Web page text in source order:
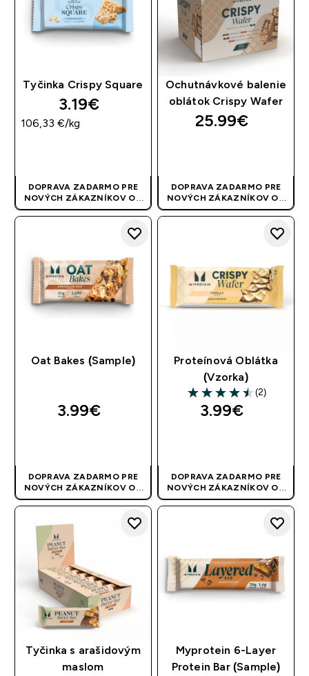
Tyčinka Crispy Square
3.19€‎
106,33 €‎/kg
DOPRAVA ZADARMO PRE
NOVÝCH ZÁKAZNÍKOV OD
40 EUR| AKCIA SA APLIKUJE
AUTOMATICKY
Ochutnávkové balenie
oblátok Crispy Wafer
25.99€‎
DOPRAVA ZADARMO PRE
NOVÝCH ZÁKAZNÍKOV OD
40 EUR| AKCIA SA APLIKUJE
AUTOMATICKY
Oat Bakes (Sample)
3.99€‎
DOPRAVA ZADARMO PRE
NOVÝCH ZÁKAZNÍKOV OD
40 EUR| AKCIA SA APLIKUJE
AUTOMATICKY
Proteínová Oblátka
(Vzorka)
4.5 out of 5 stars
(2)
3.99€‎
DOPRAVA ZADARMO PRE
NOVÝCH ZÁKAZNÍKOV OD
40 EUR| AKCIA SA APLIKUJE
AUTOMATICKY
Tyčinka s arašidovým
maslom
Myprotein 6-Layer
Protein Bar (Sample)